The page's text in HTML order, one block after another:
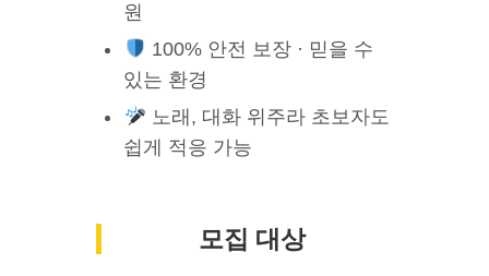
원
100% 안전 보장 · 믿을 수
있는 환경
노래, 대화 위주라 초보자도
쉽게 적응 가능
모집 대상